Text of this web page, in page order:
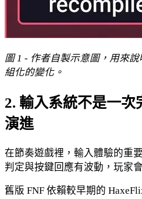
圖 1 - 作者自製示意圖，用來
組化的變化。
2. 輸入系統不是一
演進
在節奏遊戲裡，輸入體驗的重
判定與按鍵回應有波動，玩家
舊版 FNF 依賴較早期的